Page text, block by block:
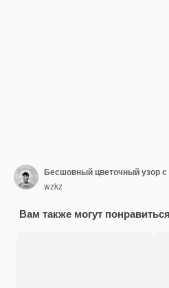
wzkz
Вам также могут